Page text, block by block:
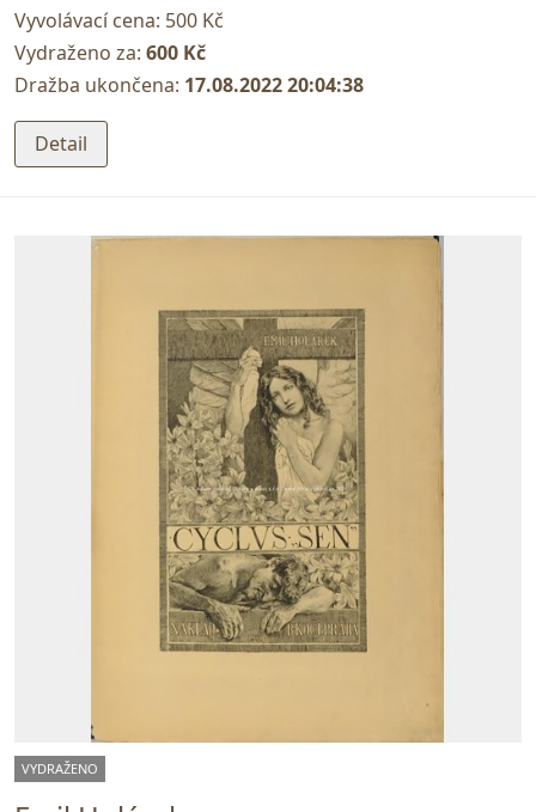
Vyvolávací cena: 500 Kč
Vydraženo za: 600 Kč
Dražba ukončena: 17.08.2022 20:04:38
Detail
VYDRAŽENO